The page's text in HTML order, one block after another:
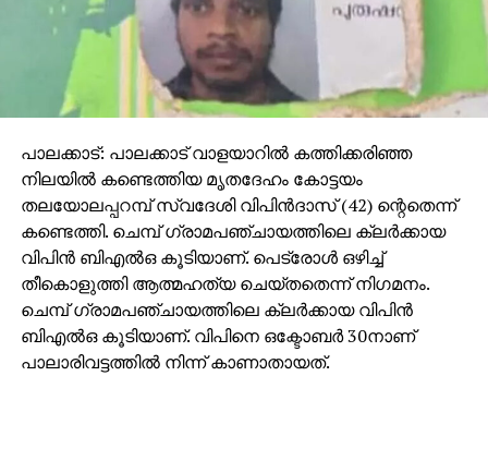
ആറാം പ്രതി പ്രദീപ് കോടതിയില്‍ പറഞ്ഞത്. പ്രദീപും
കോടതിയില്‍ പൊട്ടിക്കരഞ്ഞു.
പാലക്കാട്: പാലക്കാട് വാളയാറില്‍ കത്തിക്കരിഞ്ഞ
നിലയില്‍ കണ്ടെത്തിയ മൃതദേഹം കോട്ടയം
തലയോലപ്പറമ്പ് സ്വദേശി വിപിന്‍ദാസ് (42) ന്റെതെന്ന്
കണ്ടെത്തി. ചെമ്പ് ഗ്രാമപഞ്ചായത്തിലെ ക്ലര്‍ക്കായ
വിപിന്‍ ബിഎല്‍ഒ കൂടിയാണ്. പെട്രോള്‍ ഒഴിച്ച്
തീകൊളുത്തി ആത്മഹത്യ ചെയ്തതെന്ന് നിഗമനം.
ചെമ്പ് ഗ്രാമപഞ്ചായത്തിലെ ക്ലര്‍ക്കായ വിപിന്‍
ബിഎല്‍ഒ കൂടിയാണ്. വിപിനെ ഒക്ടോബര്‍ 30നാണ്
പാലാരിവട്ടത്തില്‍ നിന്ന് കാണാതായത്.